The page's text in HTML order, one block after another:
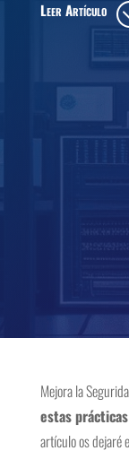
Leer Artículo
Mejora la
estas
artículo os dejaré